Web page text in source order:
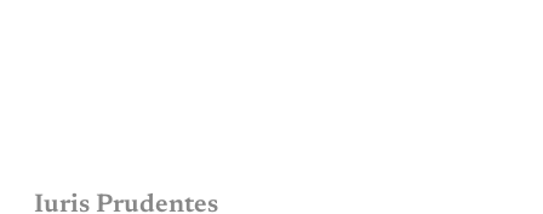
Iuris Prudentes